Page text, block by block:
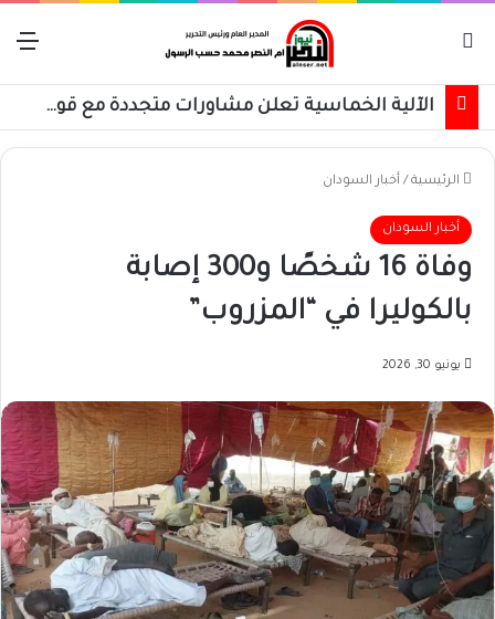
الآلية الخماسية تعلن مشاورات متجددة مع قوى وأطراف سودانية
الرئيسية / أخبار السودان
أخبار السودان
وفاة 16 شخصًا و300 إصابة
بالكوليرا في “المزروب”
يونيو 30, 2026